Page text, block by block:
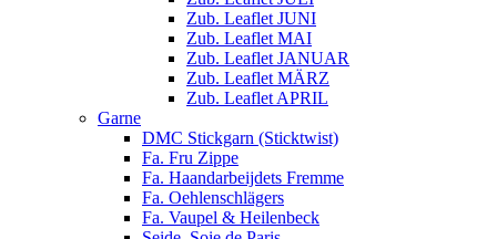
Zub. Leaflet JUNI
Zub. Leaflet MAI
Zub. Leaflet JANUAR
Zub. Leaflet MÄRZ
Zub. Leaflet APRIL
Garne
DMC Stickgarn (Sticktwist)
Fa. Fru Zippe
Fa. Haandarbeijdets Fremme
Fa. Oehlenschlägers
Fa. Vaupel & Heilenbeck